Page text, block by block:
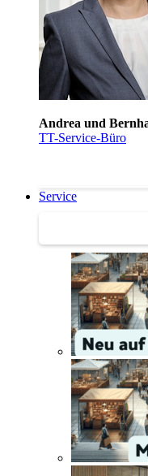
Andrea und
TT-Service-Büro
Service